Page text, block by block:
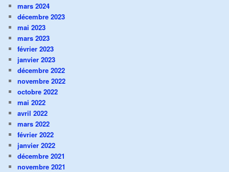
mars 2024
décembre 2023
mai 2023
mars 2023
février 2023
janvier 2023
décembre 2022
novembre 2022
octobre 2022
mai 2022
avril 2022
mars 2022
février 2022
janvier 2022
décembre 2021
novembre 2021